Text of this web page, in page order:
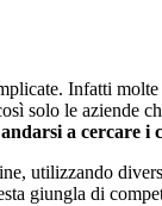
Infatti
solo le aziende
andarsi a cercare i
utilizzando
giungla di